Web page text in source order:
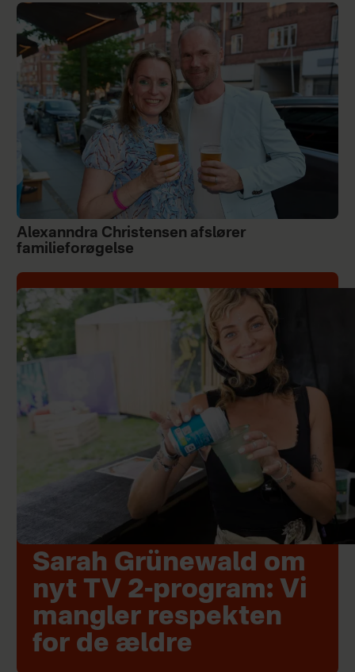
Alexanndra Christensen afslører
familieforøgelse
Sarah Grünewald om
nyt TV 2-program: Vi
mangler respekten
for de ældre